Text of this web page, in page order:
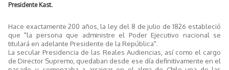
Presidente Kast.
Hace exactamente 200 años, la ley del 8 de julio de 1826 estableció
que "la persona que administre el Poder Ejecutivo nacional se
titulará en adelante Presidente de la República".
La secular Presidencia de las Reales Audiencias, así como el cargo
de Director Supremo, quedaban desde ese día definitivamente en el